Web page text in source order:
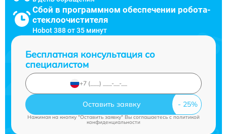
Сбой в программном обеспечении робота-
стеклоочистителя
Hobot 388 от 35 минут
Бесплатная консультация со
специалистом
Оставить заявку
Нажимая на кнопку "Оставить заявку" Вы соглашаетесь cполитикой
конфиденциальности